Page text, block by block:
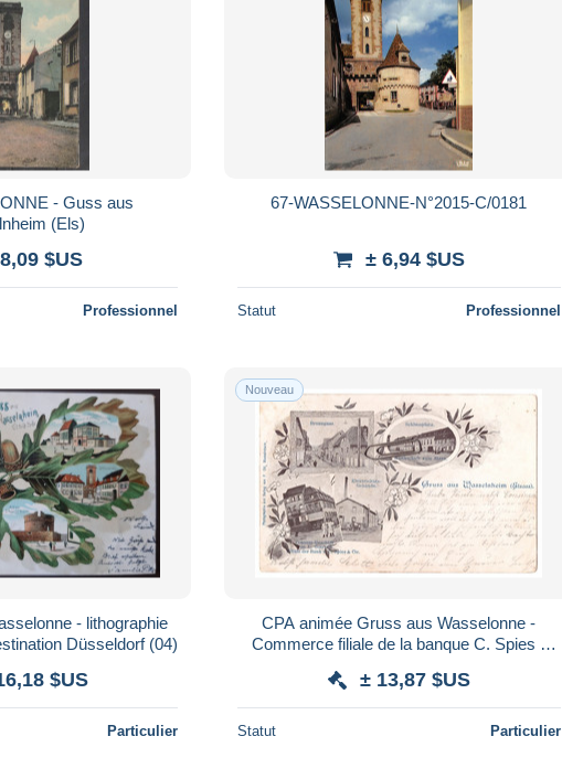
- Guss aus
(Els)
$US
Professionnel
67-WASSELONNE-N°2015-C/0181
± 6,94 $US
Statut Professionnel
- lithographie
Düsseldorf (04)
$US
Particulier
Nouveau
CPA animée Gruss aus Wasselonne -
Commerce filiale de la banque C. Spies -
± 13,87 $US
Statut Particulier